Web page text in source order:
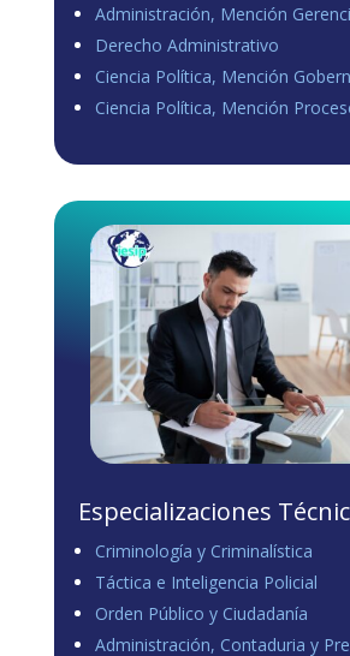
Administración, Mención
Derecho Administrativo
Ciencia Política, Mención
Ciencia Política, Mención
Especializaciones
Criminología y Criminalística
Táctica e Inteligencia Policial
Orden Público y Ciudadanía
Administración, Contaduria y